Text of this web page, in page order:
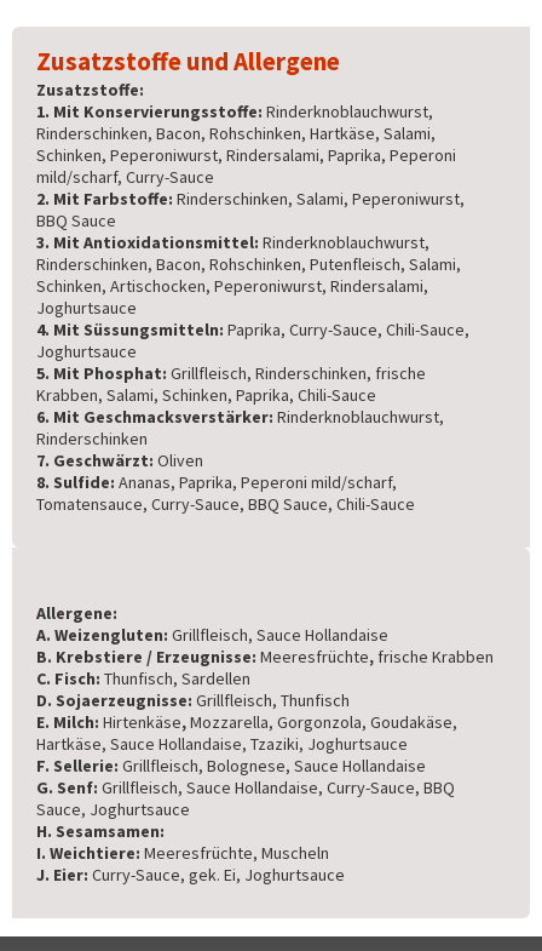
Zusatzstoffe und Allergene
Zusatzstoffe:
1. Mit Konservierungsstoffe: Rinderknoblauchwurst,
Rinderschinken, Bacon, Rohschinken, Hartkäse, Salami,
Schinken, Peperoniwurst, Rindersalami, Paprika, Peperoni
mild/scharf, Curry-Sauce
2. Mit Farbstoffe: Rinderschinken, Salami, Peperoniwurst,
BBQ Sauce
3. Mit Antioxidationsmittel: Rinderknoblauchwurst,
Rinderschinken, Bacon, Rohschinken, Putenfleisch, Salami,
Schinken, Artischocken, Peperoniwurst, Rindersalami,
Joghurtsauce
4. Mit Süssungsmitteln: Paprika, Curry-Sauce, Chili-Sauce,
Joghurtsauce
5. Mit Phosphat: Grillfleisch, Rinderschinken, frische
Krabben, Salami, Schinken, Paprika, Chili-Sauce
6. Mit Geschmacksverstärker: Rinderknoblauchwurst,
Rinderschinken
7. Geschwärzt: Oliven
8. Sulfide: Ananas, Paprika, Peperoni mild/scharf,
Tomatensauce, Curry-Sauce, BBQ Sauce, Chili-Sauce
Allergene:
A. Weizengluten: Grillfleisch, Sauce Hollandaise
B. Krebstiere / Erzeugnisse: Meeresfrüchte, frische Krabben
C. Fisch: Thunfisch, Sardellen
D. Sojaerzeugnisse: Grillfleisch, Thunfisch
E. Milch: Hirtenkäse,Mozzarella, Gorgonzola, Goudakäse,
Hartkäse, Sauce Hollandaise, Tzaziki, Joghurtsauce
F. Sellerie: Grillfleisch, Bolognese, Sauce Hollandaise
G. Senf: Grillfleisch, Sauce Hollandaise, Curry-Sauce, BBQ
Sauce, Joghurtsauce
H. Sesamsamen:
I. Weichtiere: Meeresfrüchte, Muscheln
J. Eier: Curry-Sauce, gek. Ei, Joghurtsauce